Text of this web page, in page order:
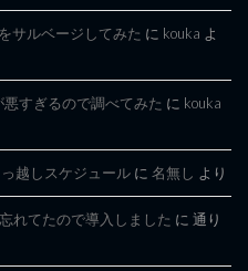
サルベージしてみた に kouka よ
すぎるので調べてみた に kouka
越しスケジュール に 名無し より
れてたので導入しました に 通り